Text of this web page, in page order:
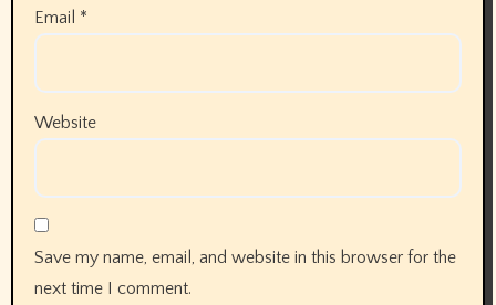
Email *
Website
Save my name, email, and website in this browser for the
next time I comment.